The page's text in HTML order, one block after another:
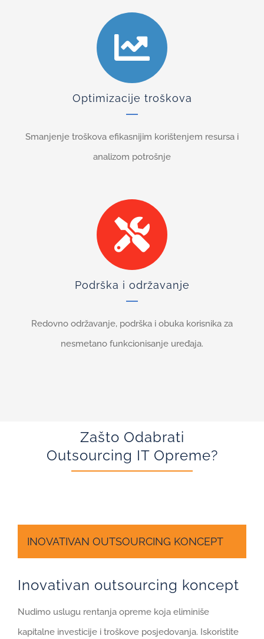
Optimizacije troškova
Smanjenje troškova efikasnijim korištenjem resursa i
analizom potrošnje
Podrška i održavanje
Redovno održavanje, podrška i obuka korisnika za
nesmetano funkcionisanje uređaja.
Zašto Odabrati
Outsourcing IT Opreme?
INOVATIVAN OUTSOURCING KONCEPT
Inovativan outsourcing koncept
Nudimo uslugu rentanja opreme koja eliminiše
kapitalne investicije i troškove posjedovanja. Iskoristite